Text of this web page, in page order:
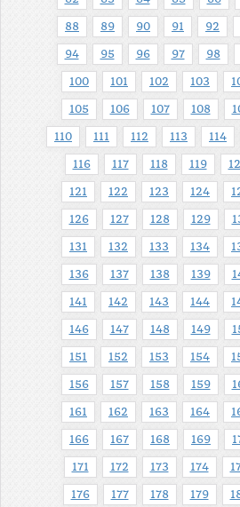
88 89 90 91 92
94 95 96 97 98
100 101 102 103
105 106 107 108
110 111 112 113 114
116 117 118 119
121 122 123 124
126 127 128 129
131 132 133 134
136 137 138 139
141 142 143 144
146 147 148 149
151 152 153 154
156 157 158 159
161 162 163 164
166 167 168 169
171 172 173 174
176 177 178 179